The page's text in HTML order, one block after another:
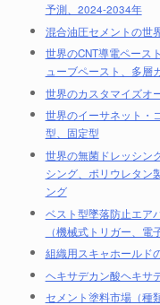
予測、2024-2034年
混合油圧セメントの世
世界のCNT導電ペース
ューブペースト、多層
世界のカスタマイズオ
世界のイーサネット・
型、固定型
世界の無菌ドレッシン
シング、ポリウレタン
ング
ベスト型墜落防止エア
（機械式トリガー、電
組織用スキャホールド
ヘキサデカン酸ヘキサ
セメント塗料市場（種